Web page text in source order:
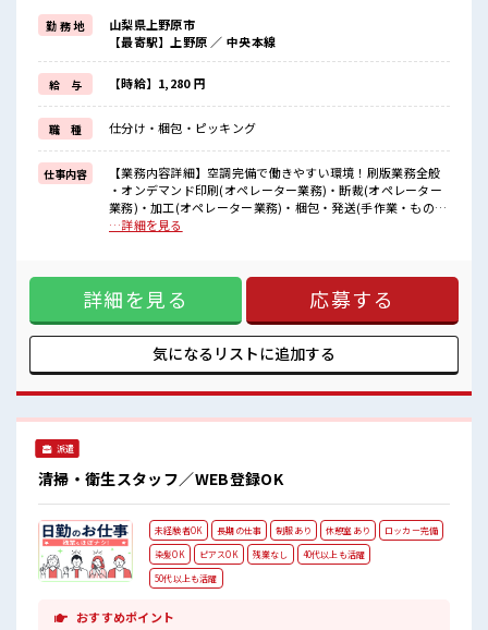
もちろん男性の応募も歓迎！
≪自分の時間も大切≫
残業はほとんどナシ！
場合によってはお願いすることもあります♪
≪髪型自由≫
基本的に髪色自由で明るすぎたり奇抜でなければOKです！
(規定有)≪ラクラク制服アリ≫
制服があるので、
毎日の服装の悩み解消♪
≪自分に向いている仕事が探せる≫
困った事などがあれば、
担当がしっかりサポートします！
キバツ過ぎなければ髪色・髪型は自由！
あなたの個性を大事にできます♪
休憩室でホッと一息リフレッシュ！
勤 務 地
山梨県上野原市
【最寄駅】上野原 ／ 中央本線
給 与 【時給】1,280 円
職 種 仕分け・梱包・ピッキング
仕事内容
【業務内容詳細】空調完備で働きやすい環境！刷版業務全般
・オンデマンド印刷(オペレーター業務)・断裁(オペレーター
業務)・加工(オペレーター業務)・梱包・発送(手作業・ものに
よって重量物あり)・それらに付随する業務 【取扱製品情報】
やすい職場≫ もちろん男性の応募も歓迎！ ≪自分の時間も大
切≫ 残業はほとんどナシ！ 場合によってはお願いすることも
あります♪ ≪髪型自由≫ 基本的に髪色自由で明るすぎたり奇
抜でなければOKです！ (規定有)≪ラクラク制服アリ≫ 制服が
あるので、 毎日の服装の悩み解消♪ ≪自分に向いている仕事
が探せる≫ 困った事などがあれば、 担当がしっかりサポート
なければ髪色・髪型は自由！ あなたの個性を大事にできます
♪ 休憩室でホッと一息リフレッシュ！
…詳細を見る
詳細を見る 応募する
気になるリストに追加する
派遣
清掃・衛生スタッフ／WEB登録OK
未経験者OK 長期の仕事 制服あり 休憩室あり
ロッカー完備
染髪OK
ピアスOK 残業なし
40代以上も活躍
50代以上も活躍
おすすめポイント